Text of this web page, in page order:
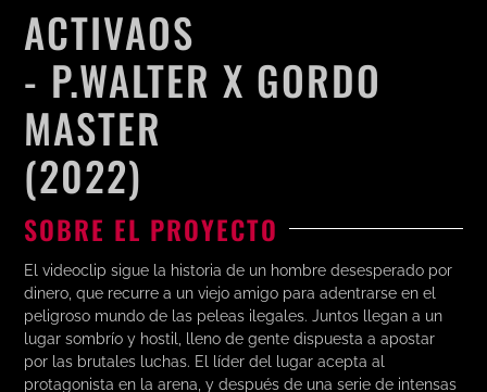
ACTIVAOS
- P.WALTER X GORDO
MASTER
(2022)
SOBRE EL PROYECTO
El videoclip sigue la historia de un hombre desesperado por
dinero, que recurre a un viejo amigo para adentrarse en el
peligroso mundo de las peleas ilegales. Juntos llegan a un
lugar sombrío y hostil, lleno de gente dispuesta a apostar
por las brutales luchas. El líder del lugar acepta al
protagonista en la arena, y después de una serie de intensas